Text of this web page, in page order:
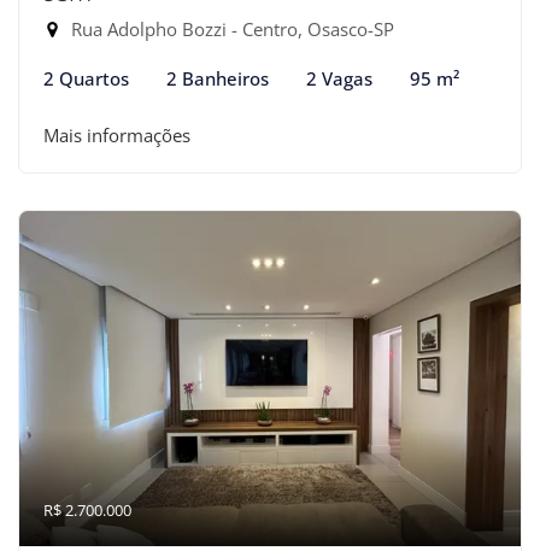
Rua Adolpho Bozzi - Centro, Osasco-SP
2 Quartos 2 Banheiros 2 Vagas 95 m²
Mais informações
R$ 2.700.000